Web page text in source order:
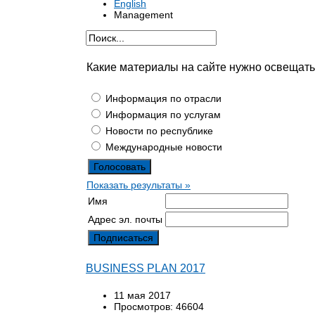
English
Management
Какие материалы на сайте нужно
Информация по отрасли
Информация по услугам
Новости по республике
Международные новости
Показать результаты »
Имя
Адрес эл. почты
BUSINESS PLAN 2017
11 мая 2017
Просмотров: 46604